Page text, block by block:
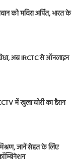
को मदिरा अर्पित, भारत के
अब IRCTC से ऑनलाइन
में खुला चोरी का हैरान
जानें सेहत के लिए